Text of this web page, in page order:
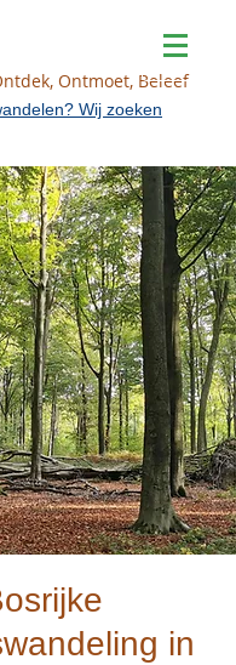
Ontmoet, Beleef
Wij zoeken
in